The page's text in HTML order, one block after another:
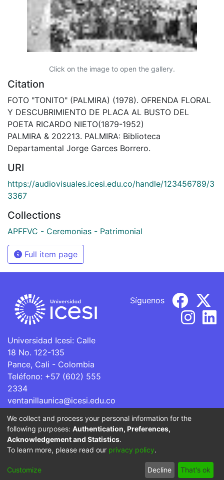
Click on the image to open the gallery.
Citation
FOTO "TONITO" (PALMIRA) (1978). OFRENDA FLORAL
Y DESCUBRIMIENTO DE PLACA AL BUSTO DEL
POETA RICARDO NIETO(1879-1952)
PALMIRA & 202213. PALMIRA: Biblioteca
Departamental Jorge Garces Borrero.
URI
https://audiovisuales.icesi.edu.co/handle/123456789/3
3367
Collections
APFFVC - Ceremonias - Patrimonial
Full item page
Universidad Icesi: Calle
18 No. 122-135
Pance, Cali - Colombia
Teléfono: +57 (602) 555
2334
ventanillaunica@icesi.edu.co
Síguenos
La Universidad Icesi es una Institución de Educación
Superior que se encuentra sujeta a inspección y vigilancia
por parte del Ministerio de Educación Nacional.
Cookie
End User
Agreement
Send
Feedback
We collect and process your personal information for the
following purposes: Authentication, Preferences,
Acknowledgement and Statistics.
To learn more, please read our privacy policy.
Customize Decline That's ok